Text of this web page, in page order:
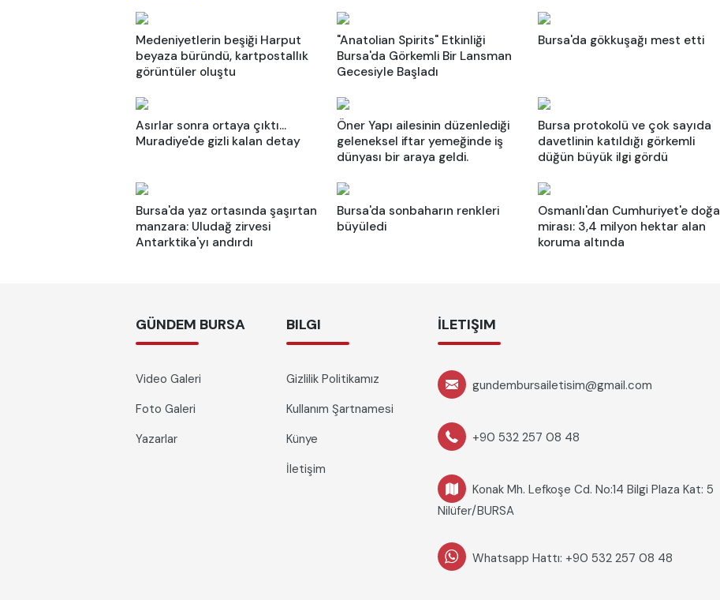
Medeniyetlerin beşiği Harput
beyaza büründü, kartpostallık
görüntüler oluştu
"Anatolian Spirits" Etkinliği
Bursa'da Görkemli Bir Lansman
Gecesiyle Başladı
Bursa'da gökkuşağı mest etti
Asırlar sonra ortaya çıktı...
Muradiye'de gizli kalan detay
Öner Yapı ailesinin düzenlediği
geleneksel iftar yemeğinde iş
dünyası bir araya geldi.
Bursa protokolü ve çok sayıda
davetlinin katıldığı görkemli
düğün büyük ilgi gördü
Bursa'da yaz ortasında şaşırtan
manzara: Uludağ zirvesi
Antarktika'yı andırdı
Bursa'da sonbaharın renkleri
büyüledi
Osmanlı'dan Cumhuriyet'e doğa
mirası: 3,4 milyon hektar alan
koruma altında
GÜNDEM BURSA
Video Galeri
Foto Galeri
Yazarlar
BILGI
Gizlilik Politikamız
Kullanım Şartnamesi
Künye
İletişim
İLETIŞIM
gundembursailetisim@gmail.com
+90 532 257 08 48
Konak Mh. Lefkoşe Cd. No:14 Bilgi Plaza Kat: 5
Nilüfer/BURSA
Whatsapp Hattı: +90 532 257 08 48